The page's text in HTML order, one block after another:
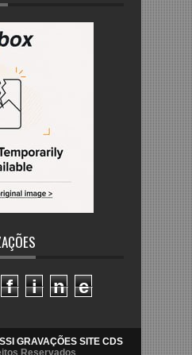
f i n
e
GRAVAÇÕES SITE CDS
Reservados